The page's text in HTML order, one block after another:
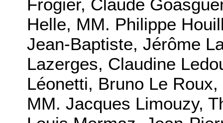
Frogier, Claude
Helle, MM. Philippe
Jean-Baptiste, Jérôme
Lazerges, Claudine
Léonetti, Bruno Le
MM. Jacques Limouzy,